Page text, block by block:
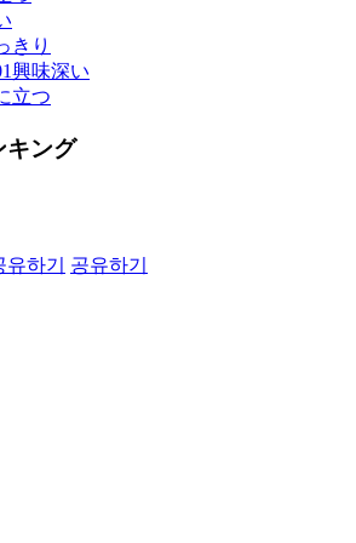
きり
興味深い
立つ
キング
유하기 공유하기